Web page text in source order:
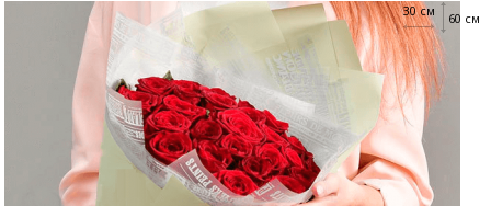
60 см
30 см